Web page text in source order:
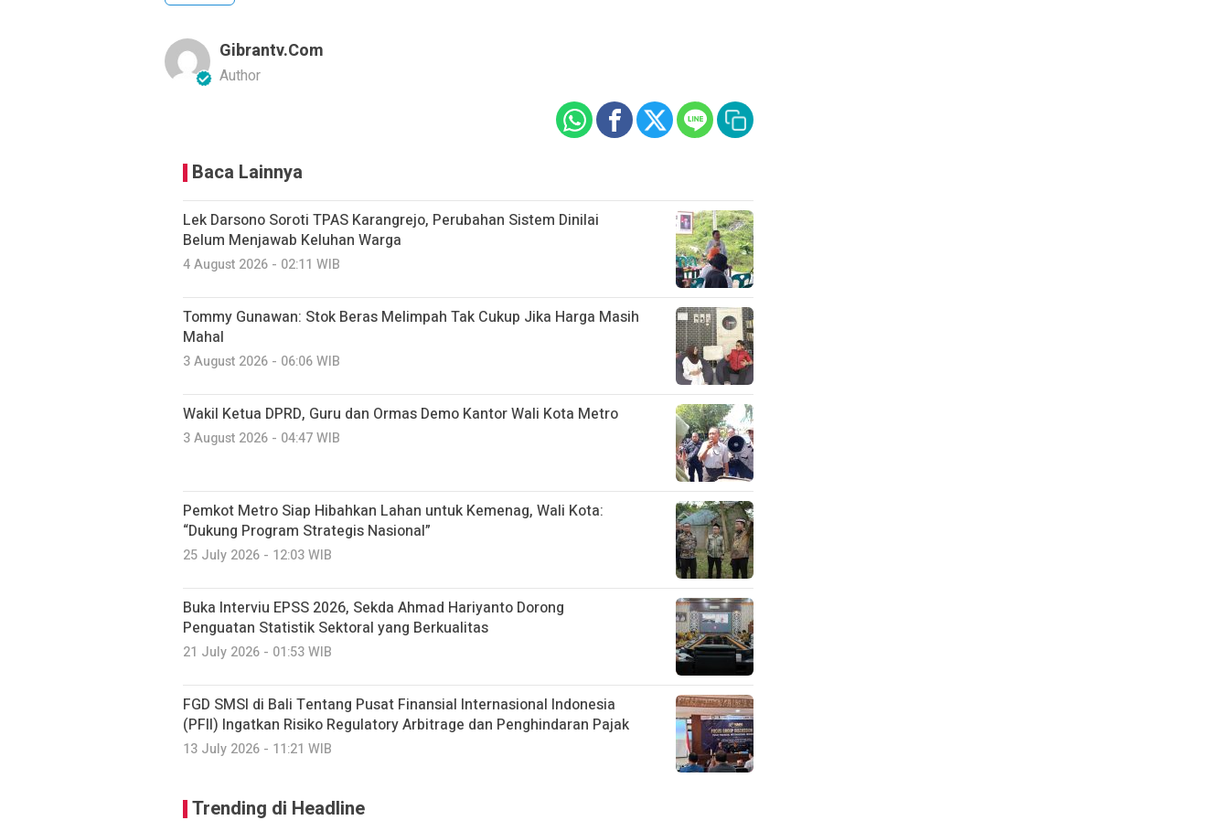
Gibrantv.com
Author
Baca Lainnya
Lek Darsono Soroti TPAS Karangrejo, Perubahan Sistem Dinilai
Belum Menjawab Keluhan Warga
4 August 2026 - 02:11 WIB
Tommy Gunawan: Stok Beras Melimpah Tak Cukup Jika Harga Masih
Mahal
3 August 2026 - 06:06 WIB
Wakil Ketua DPRD, Guru dan Ormas Demo Kantor Wali Kota Metro
3 August 2026 - 04:47 WIB
Pemkot Metro Siap Hibahkan Lahan untuk Kemenag, Wali Kota:
“Dukung Program Strategis Nasional”
25 July 2026 - 12:03 WIB
Buka Interviu EPSS 2026, Sekda Ahmad Hariyanto Dorong
Penguatan Statistik Sektoral yang Berkualitas
21 July 2026 - 01:53 WIB
FGD SMSI di Bali Tentang Pusat Finansial Internasional Indonesia
(PFII) Ingatkan Risiko Regulatory Arbitrage dan Penghindaran Pajak
13 July 2026 - 11:21 WIB
Trending di Headline